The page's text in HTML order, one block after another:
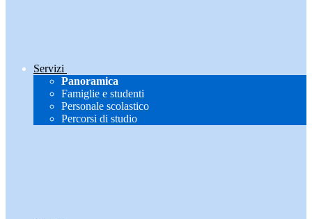
Servizi
Panoramica
Famiglie e studenti
Personale scolastico
Percorsi di studio